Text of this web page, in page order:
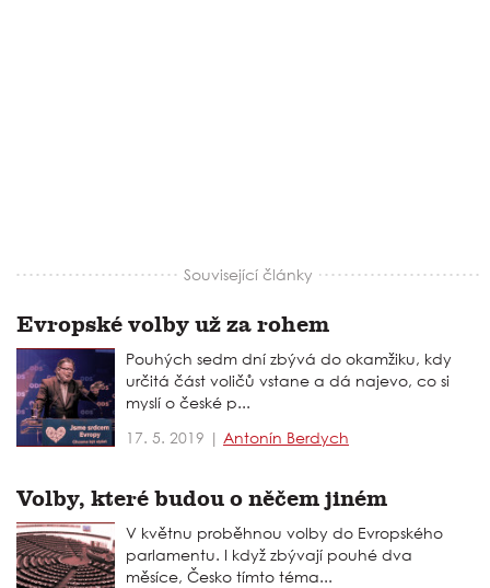
Související články
Evropské volby už za rohem
Pouhých sedm dní zbývá do okamžiku, kdy
určitá část voličů vstane a dá najevo, co si
myslí o české p...
17. 5. 2019 | Antonín Berdych
Volby, které budou o něčem jiném
V květnu proběhnou volby do Evropského
parlamentu. I když zbývají pouhé dva
měsíce, Česko tímto téma...